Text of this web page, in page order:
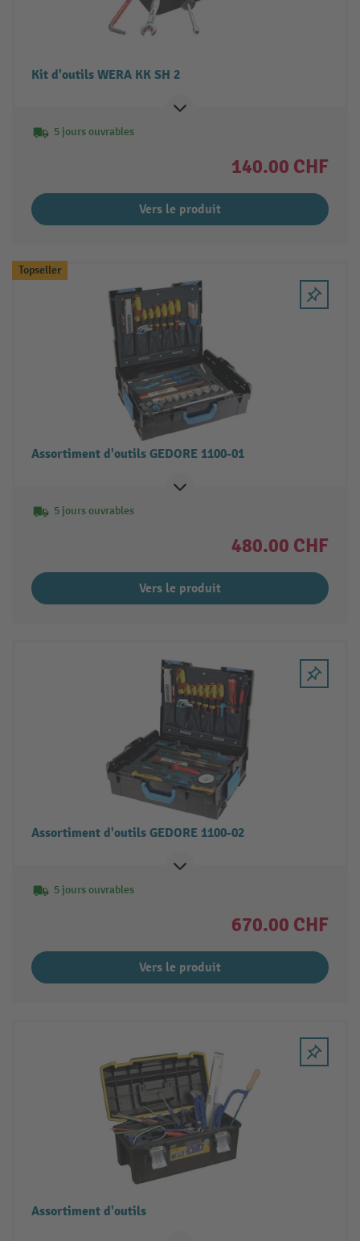
Kit d'outils WERA KK SH 2
5 jours ouvrables
140.00 CHF
Vers le produit
Topseller
Assortiment d'outils GEDORE 1100-01
5 jours ouvrables
480.00 CHF
Vers le produit
Assortiment d'outils GEDORE 1100-02
5 jours ouvrables
670.00 CHF
Vers le produit
Assortiment d'outils